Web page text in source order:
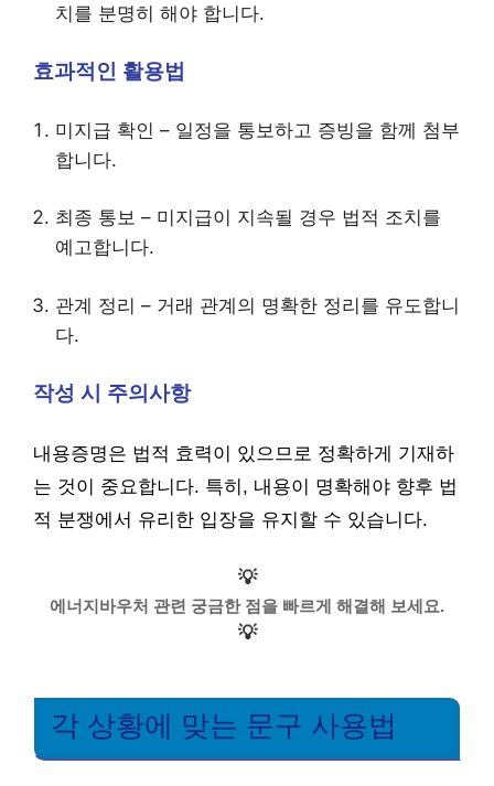
치를 분명히 해야 합니다.
효과적인 활용법
미지급 확인 – 일정을 통보하고 증빙을 함께 첨부
합니다.
최종 통보 – 미지급이 지속될 경우 법적 조치를
예고합니다.
관계 정리 – 거래 관계의 명확한 정리를 유도합니
다.
작성 시 주의사항
내용증명은 법적 효력이 있으므로 정확하게 기재하
는 것이 중요합니다. 특히, 내용이 명확해야 향후 법
적 분쟁에서 유리한 입장을 유지할 수 있습니다.
💡
에너지바우처 관련 궁금한 점을 빠르게 해결해 보세요.
💡
각 상황에 맞는 문구 사용법